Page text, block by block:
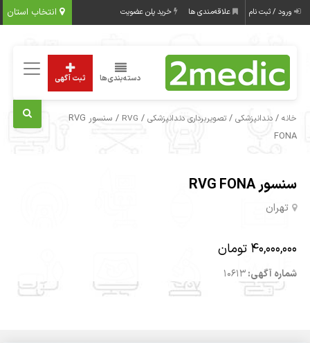
انتخاب استان ورود / ثبت نام علاقه‌مندی ها خرید پلن عضویت
دسته‌بندی‌ها ثبت آگهی
خانه /دندانپزشکی /تصویربرداری دندانپزشکی /
RVG
/ سنسور RVG
FONA
سنسور RVG FONA
تهران
40,000,000 تومان
شماره آگهی:10613